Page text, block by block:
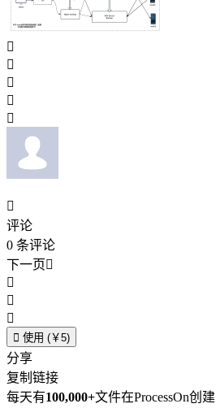






评论
0 条评论
下一页



 使用 (￥5)
分享
复制链接
每天有100,000+文件在ProcessOn创建